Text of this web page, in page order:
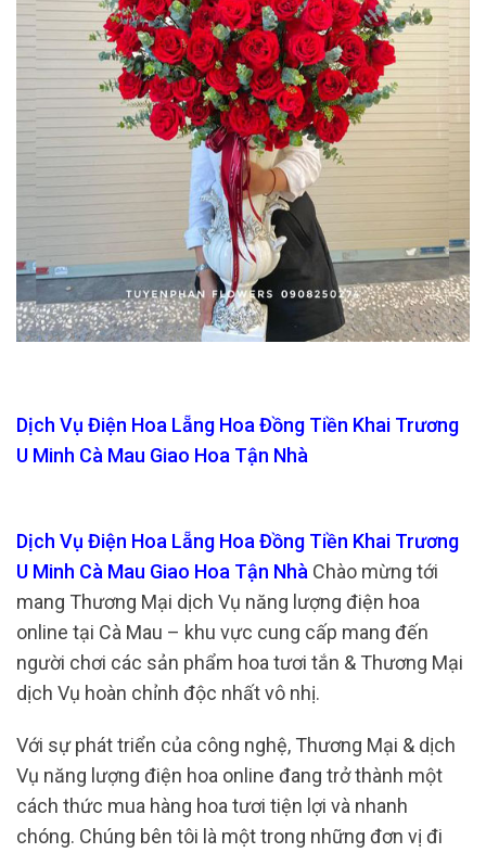
Dịch Vụ Điện Hoa Lẵng Hoa Đồng Tiền Khai Trương
U Minh Cà Mau Giao Hoa Tận Nhà
Dịch Vụ Điện Hoa Lẵng Hoa Đồng Tiền Khai Trương
U Minh Cà Mau Giao Hoa Tận Nhà Chào mừng tới
mang Thương Mại dịch Vụ năng lượng điện hoa
online tại Cà Mau – khu vực cung cấp mang đến
người chơi các sản phẩm hoa tươi tắn & Thương Mại
dịch Vụ hoàn chỉnh độc nhất vô nhị.
Với sự phát triển của công nghệ, Thương Mại & dịch
Vụ năng lượng điện hoa online đang trở thành một
cách thức mua hàng hoa tươi tiện lợi và nhanh
chóng. Chúng bên tôi là một trong những đơn vị đi